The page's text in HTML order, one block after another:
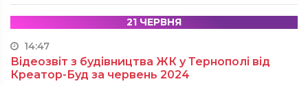
21 ЧЕРВНЯ
14:47
Відеозвіт з будівництва ЖК у Тернополі від
Креатор-Буд за червень 2024